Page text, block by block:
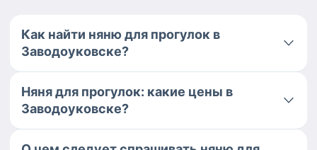
Как найти няню для прогулок в
Заводоуковске?
Няня для прогулок: какие цены в
Заводоуковске?